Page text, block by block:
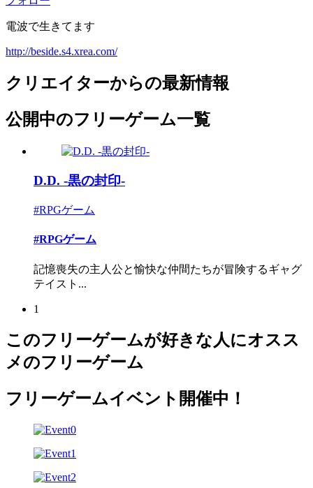
電波で生きてます
http://beside.s4.xrea.com/
クリエイターからの最新情報
公開中のフリーゲーム一覧
D.D. -黒の封印-
#RPGゲーム
#RPGゲーム
記憶喪失の主人公と愉快な仲間たちが冒険するギャグ
テイスト...
1
このフリーゲームが好きな人にオスス
メのフリーゲーム
フリーゲームイベント開催中！